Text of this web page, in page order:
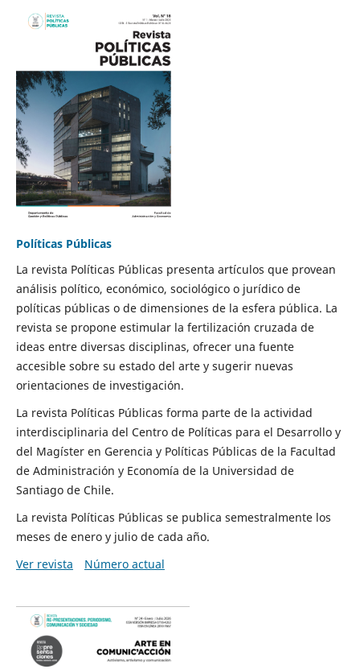
Políticas Públicas
La revista Políticas Públicas presenta artículos que provean
análisis político, económico, sociológico o jurídico de
políticas públicas o de dimensiones de la esfera pública. La
revista se propone estimular la fertilización cruzada de
ideas entre diversas disciplinas, ofrecer una fuente
accesible sobre su estado del arte y sugerir nuevas
orientaciones de investigación.
La revista Políticas Públicas forma parte de la actividad
interdisciplinaria del Centro de Políticas para el Desarrollo y
del Magíster en Gerencia y Políticas Públicas de la Facultad
de Administración y Economía de la Universidad de
Santiago de Chile.
La revista Políticas Públicas se publica semestralmente los
meses de enero y julio de cada año.
Ver revista
Número actual